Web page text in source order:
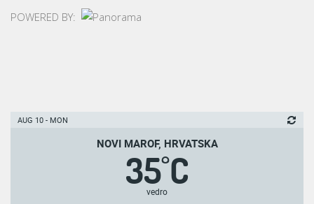
POWERED BY:
AUG 10 - MON
NOVI MAROF, HRVATSKA
35°C
vedro